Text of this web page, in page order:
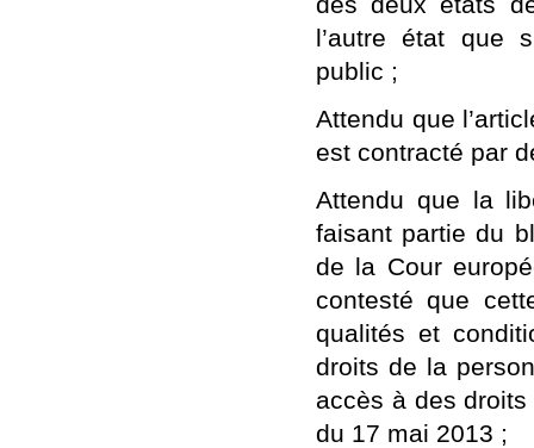
l’autre état que
public ;
Attendu que
est contracté par
Attendu que la
faisant partie du
de la Cour
contesté que
qualités et
droits de la
accès à des droits
du 17 mai 2013 ;